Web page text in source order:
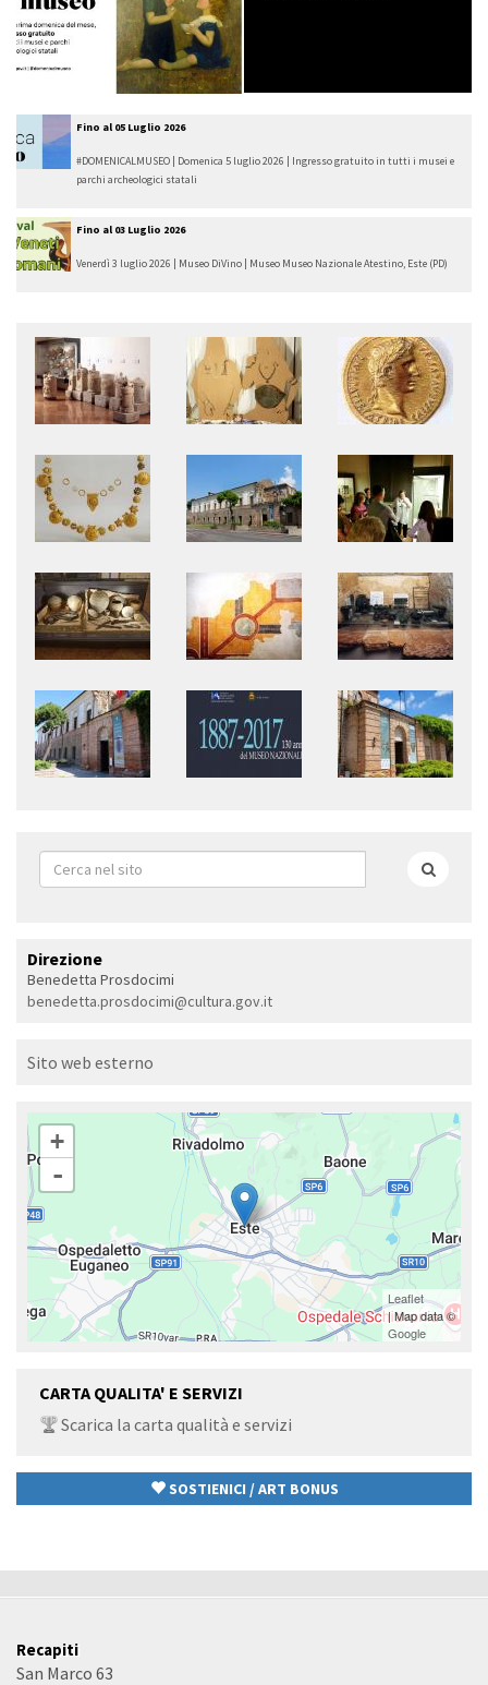
Fino al 05 Luglio 2026
#DOMENICALMUSEO | Domenica 5 luglio 2026 | Ingresso gratuito in tutti i musei e
parchi archeologici statali
Fino al 03 Luglio 2026
Venerdì 3 luglio 2026 | Museo DiVino | Museo Museo Nazionale Atestino, Este (PD)
Form
di
Direzione
Benedetta Prosdocimi
benedetta.prosdocimi@cultura.gov.it
Sito web esterno
+
-
Leaflet
| Map data ©
Google
CARTA QUALITA' E SERVIZI
Scarica la carta qualità e servizi
SOSTIENICI / ART BONUS
Recapiti
San Marco 63